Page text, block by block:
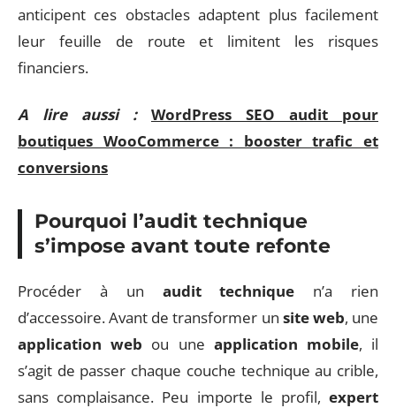
anticipent ces obstacles adaptent plus facilement
leur feuille de route et limitent les risques
financiers.
A lire aussi :
WordPress SEO audit pour
boutiques WooCommerce : booster trafic et
conversions
Pourquoi l’audit technique
s’impose avant toute refonte
Procéder à un audit technique n’a rien
d’accessoire. Avant de transformer un site web, une
application web ou une application mobile, il
s’agit de passer chaque couche technique au crible,
sans complaisance. Peu importe le profil, expert